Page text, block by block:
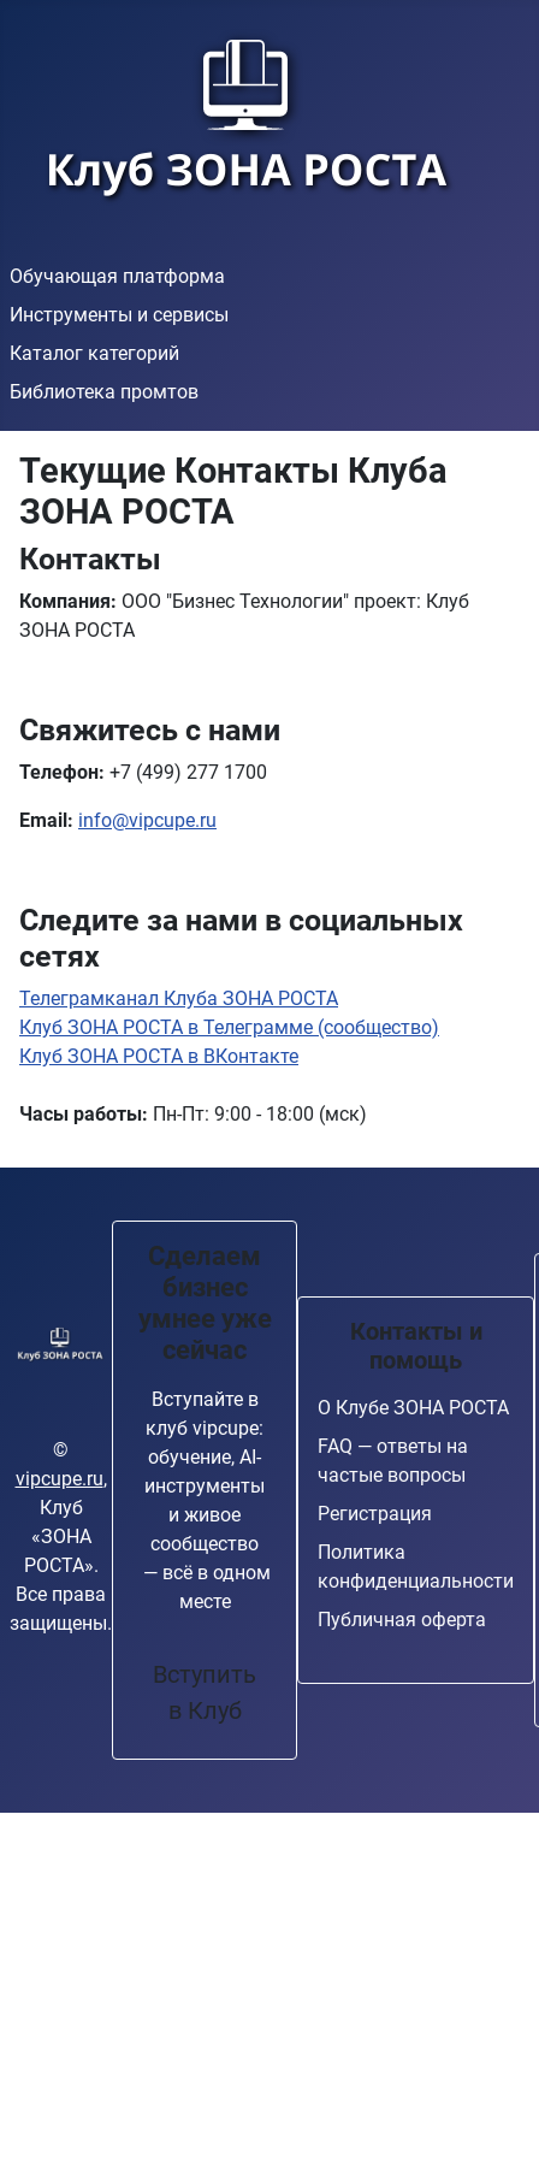
Обучающая платформа
Инструменты и сервисы
Каталог категорий
Библиотека промтов
Текущие Контакты Клуба
ЗОНА РОСТА
Контакты
Компания: ООО "Бизнес Технологии" проект: Клуб
ЗОНА РОСТА
Свяжитесь с нами
Телефон: +7 (499) 277 1700
Email: info@vipcupe.ru
Следите за нами в социальных
сетях
Телеграмканал Клуба ЗОНА РОСТА
Клуб ЗОНА РОСТА в Телеграмме (сообщество)
Клуб ЗОНА РОСТА в ВКонтакте
Часы работы: Пн-Пт: 9:00 - 18:00 (мск)
©
vipcupe.ru,
Клуб
«ЗОНА
РОСТА».
Все права
защищены.
Сделаем
бизнес
умнее уже
сейчас
Вступайте в
клуб vipcupe:
обучение, AI-
инструменты
и живое
сообщество
— всё в одном
месте
Вступить
в Клуб
Контакты и
помощь
О Клубе ЗОНА РОСТА
FAQ — ответы на
частые вопросы
Регистрация
Политика
конфиденциальности
Публичная оферта